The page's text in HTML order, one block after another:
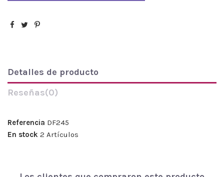
Detalles de producto
Reseñas(0)
Referencia DF245
En stock 2 Artículos